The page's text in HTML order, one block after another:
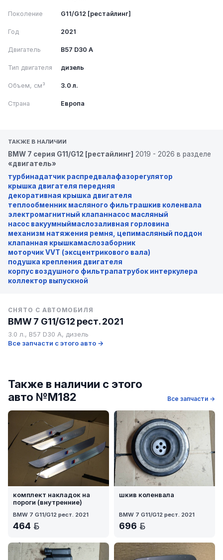
Поколение G11/G12 [рестайлинг]
Год 2021
Двигатель B57 D30 A
Тип двигателя дизель
Объем, см³ 3.0 л.
Страна Европа
ТАКЖЕ В НАЛИЧИИ
BMW 7 серия G11/G12 [рестайлинг] 2019 - 2026 в разделе
«двигатель»
турбинадатчик распредвалафазорегулятор
крышка двигателя передняя
декоративная крышка двигателя
теплообменник масляного фильтрашкив коленвала
электромагнитный клапаннасос масляный
насос вакуумныймаслозаливная горловина
механизм натяжения ремня, цепимасляный поддон
клапанная крышкамаслозаборник
моторчик VVT (эксцентрикового вала)
подушка крепления двигателя
корпус воздушного фильтрапатрубок интеркулера
коллектор выпускной
СНЯТО С АВТОМОБИЛЯ
BMW 7 G11/G12 рест. 2021
3.0 л., B57 D30 A, дизель
Все запчасти с этого авто →
Также в наличии с этого
авто №M182
Все запчасти →
комплект накладок на
пороги (внутренние)
BMW 7 G11/G12 рест. 2021
464
шкив коленвала
BMW 7 G11/G12 рест. 2021
696